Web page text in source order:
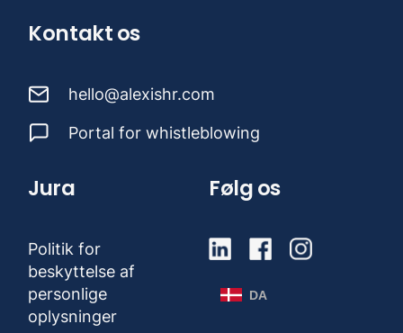
Kontakt os
hello@alexishr.com
Portal for whistleblowing
Jura
Politik for
beskyttelse af
personlige
oplysninger
Følg os
DA